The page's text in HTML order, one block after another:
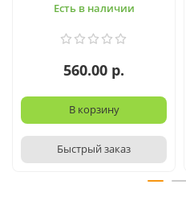
Есть в наличии
560.00 р.
В корзину
Быстрый заказ